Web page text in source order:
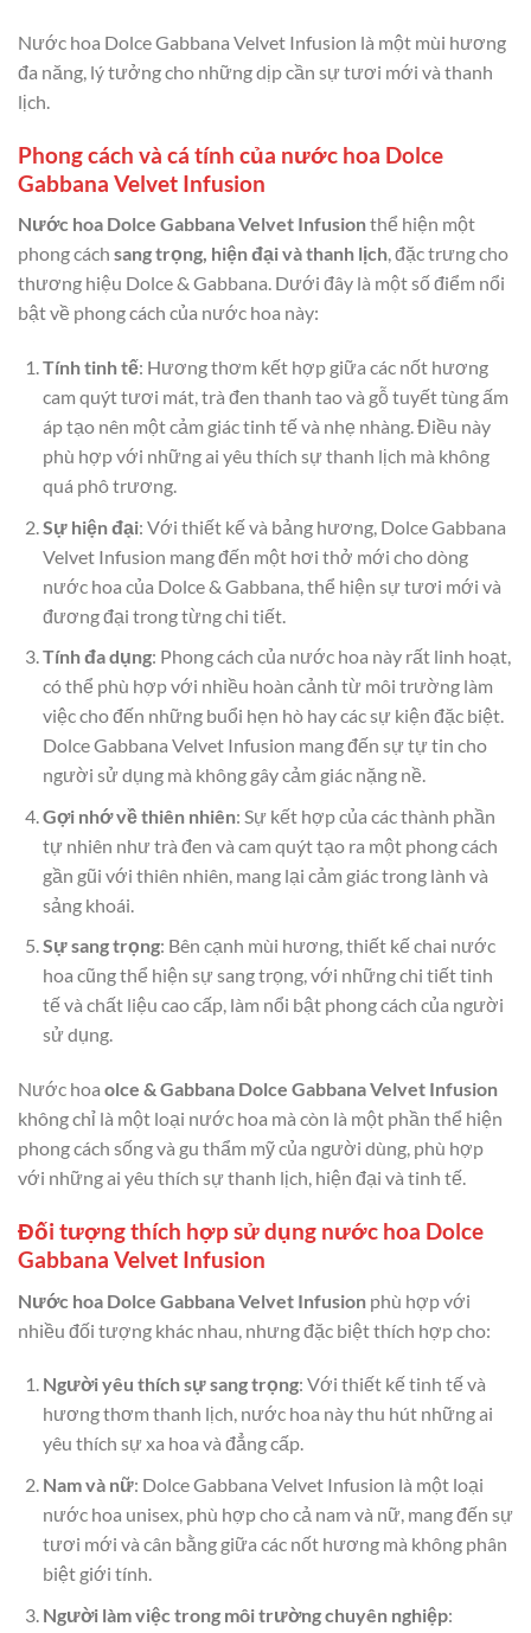
Nước hoa Dolce Gabbana Velvet Infusion là một mùi hương
đa năng, lý tưởng cho những dịp cần sự tươi mới và thanh
lịch.
Phong cách và cá tính của nước hoa Dolce
Gabbana Velvet Infusion
Nước hoa Dolce Gabbana Velvet Infusionthể hiện một
phong cách sang trọng, hiện đại và thanh lịch, đặc trưng cho
thương hiệu Dolce & Gabbana. Dưới đây là một số điểm nổi
bật về phong cách của nước hoa này:
Tính tinh tế: Hương thơm kết hợp giữa các nốt hương
cam quýt tươi mát, trà đen thanh tao và gỗ tuyết tùng ấm
áp tạo nên một cảm giác tinh tế và nhẹ nhàng. Điều này
phù hợp với những ai yêu thích sự thanh lịch mà không
quá phô trương.
Sự hiện đại: Với thiết kế và bảng hương, Dolce Gabbana
Velvet Infusion mang đến một hơi thở mới cho dòng
nước hoa của Dolce & Gabbana, thể hiện sự tươi mới và
đương đại trong từng chi tiết.
Tính đa dụng: Phong cách của nước hoa này rất linh hoạt,
có thể phù hợp với nhiều hoàn cảnh từ môi trường làm
việc cho đến những buổi hẹn hò hay các sự kiện đặc biệt.
Dolce Gabbana Velvet Infusion mang đến sự tự tin cho
người sử dụng mà không gây cảm giác nặng nề.
Gợi nhớ về thiên nhiên: Sự kết hợp của các thành phần
tự nhiên như trà đen và cam quýt tạo ra một phong cách
gần gũi với thiên nhiên, mang lại cảm giác trong lành và
sảng khoái.
Sự sang trọng: Bên cạnh mùi hương, thiết kế chai nước
hoa cũng thể hiện sự sang trọng, với những chi tiết tinh
tế và chất liệu cao cấp, làm nổi bật phong cách của người
sử dụng.
Nước hoa olce & Gabbana Dolce Gabbana Velvet Infusion
không chỉ là một loại nước hoa mà còn là một phần thể hiện
phong cách sống và gu thẩm mỹ của người dùng, phù hợp
với những ai yêu thích sự thanh lịch, hiện đại và tinh tế.
Đối tượng thích hợp sử dụng nước hoa Dolce
Gabbana Velvet Infusion
Nước hoa Dolce Gabbana Velvet Infusion phù hợp với
nhiều đối tượng khác nhau, nhưng đặc biệt thích hợp cho:
Người yêu thích sự sang trọng: Với thiết kế tinh tế và
hương thơm thanh lịch, nước hoa này thu hút những ai
yêu thích sự xa hoa và đẳng cấp.
Nam và nữ: Dolce Gabbana Velvet Infusion là một loại
nước hoa unisex, phù hợp cho cả nam và nữ, mang đến sự
tươi mới và cân bằng giữa các nốt hương mà không phân
biệt giới tính.
Người làm việc trong môi trường chuyên nghiệp: